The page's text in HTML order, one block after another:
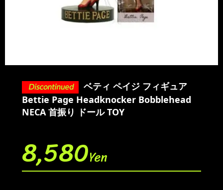
ベティ ペイジ フィギュア
Bettie Page Headknocker Bobblehead
NECA 首振り ドール TOY
8,580Yen